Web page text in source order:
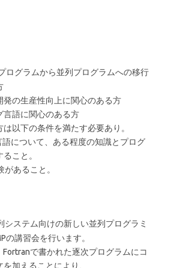
ログラムから並列プログラムへの移行
の生産性向上に関心のある方
言語に関心のある方
は以下の条件を満たす必要あり。
について、ある程度の知識とプログ
こと。
があること。
システム向けの新しい並列プログラミ
の講習会を行います。
Fortranで書かれた逐次プログラムにコ
加えることにより、